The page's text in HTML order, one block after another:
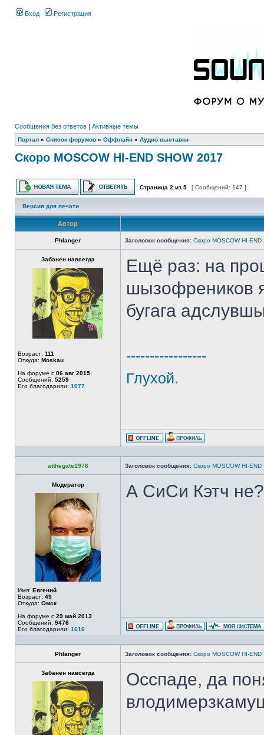
Вход Регистрация
Сообщения без ответов | Активные темы
Портал » Список форумов » Оффлайн » Аудио выставки
Скоро MOSCOW HI-END SHOW 2017
Страница 2 из 5 [ Сообщений: 147 ]
Версия для печати
Автор
Phlanger Заголовок сообщения: Скоро MOSCOW HI-END
Забанен навсегда
Возраст: 111
Откуда: Moskau
На форуме с 06 авг 2015
Сообщений: 5259
Его благодарили: 1077
Ещё раз: на
шызофреников
бугага
-----------------
Глухой.
atthegate1976 Заголовок сообщения: Скоро MOSCOW HI-END
Модератор
Имя: Евгений
Возраст: 49
Откуда: Омск
На форуме с 29 май 2013
Сообщений: 9476
Его благодарили: 1616
А СиСи Кэтч
Phlanger Заголовок сообщения: Скоро MOSCOW HI-END
Забанен навсегда
Осспаде, да